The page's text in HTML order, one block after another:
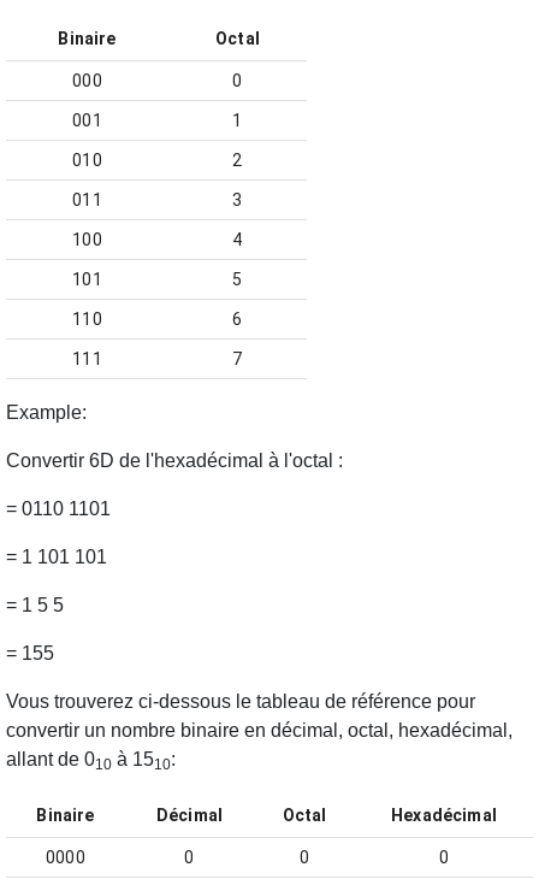
Binaire Octal
000 0
001 1
010 2
011 3
100 4
101 5
110 6
111 7
Example:
Convertir 6D de l'hexadécimal à l'octal :
= 0110 1101
= 1 101 101
= 1 5 5
= 155
Vous trouverez ci-dessous le tableau de référence pour
convertir un nombre binaire en décimal, octal, hexadécimal,
allant de 010 à 1510:
Binaire Décimal Octal Hexadécimal
0000 0 0 0